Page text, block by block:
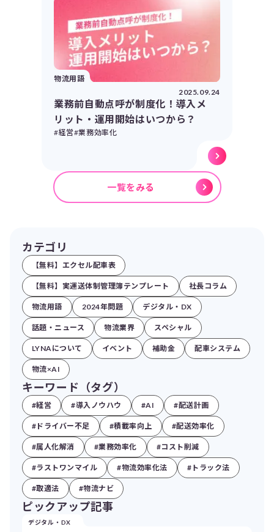
物流用語
2025.09.24
業務前自動点呼が制度化！導入メ
リット・運用開始はいつから？
#経営#業務効率化
一覧をみる
カテゴリ
【無料】エクセル配車表
【無料】実運送体制管理簿テンプレート 社長コラム
物流用語 2024年問題 デジタル・DX
話題・ニュース 物流業界 スペシャル
LYNAについて イベント 補助金 配車システム
物流×AI
キーワード（タグ）
#経営 #導入ノウハウ #AI #配送計画
#ドライバー不足 #積載率向上 #配送効率化
#属人化解消 #業務効率化 #コスト削減
#ラストワンマイル #物流効率化法 #トラック法
#取適法 #物流ナビ
ピックアップ記事
デジタル・DX